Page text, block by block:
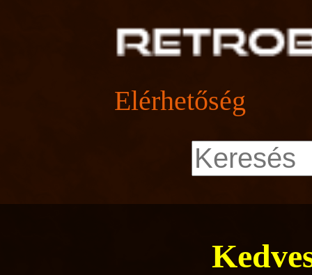
Elérhetőség